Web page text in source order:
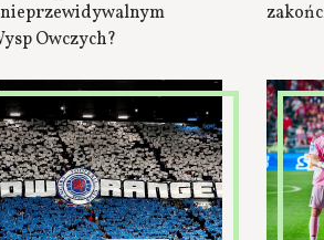
Owczych?